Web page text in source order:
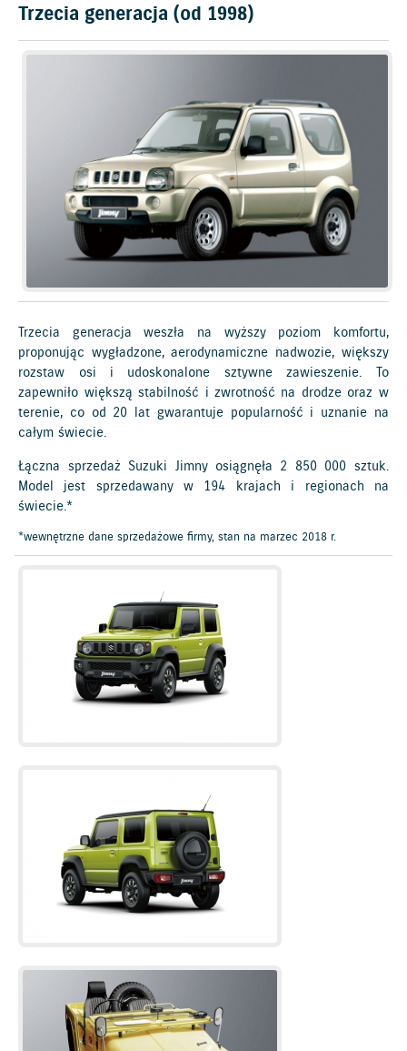
Trzecia generacja (od 1998)
Trzecia generacja weszła na wyższy poziom komfortu,
proponując wygładzone, aerodynamiczne nadwozie, większy
rozstaw osi i udoskonalone sztywne zawieszenie. To
zapewniło większą stabilność i zwrotność na drodze oraz w
terenie, co od 20 lat gwarantuje popularność i uznanie na
całym świecie.
Łączna sprzedaż Suzuki Jimny osiągnęła 2 850 000 sztuk.
Model jest sprzedawany w 194 krajach i regionach na
świecie.*
*wewnętrzne dane sprzedażowe firmy, stan na marzec 2018 r.